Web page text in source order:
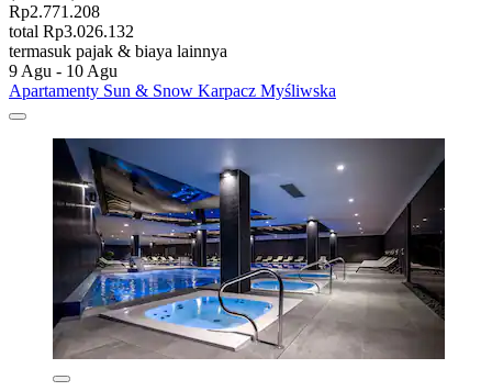
Rp2.771.208
total Rp3.026.132
termasuk pajak & biaya lainnya
9 Agu - 10 Agu
Apartamenty Sun & Snow Karpacz Myśliwska